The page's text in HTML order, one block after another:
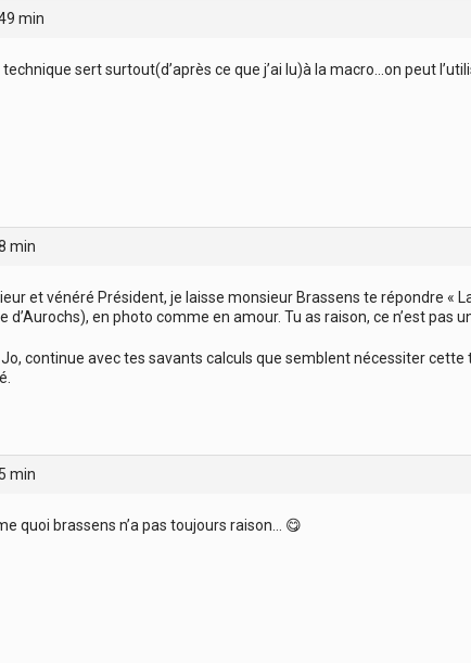
min
sert surtout(d’après ce que j’ai lu)à la macro…on peut
min
et vénéré Président, je laisse monsieur Brassens te répondre «
d’Aurochs), en photo comme en amour. Tu as raison, ce n’est pas
continue avec tes savants calculs que semblent nécessiter
min
quoi brassens n’a pas toujours raison… 😋